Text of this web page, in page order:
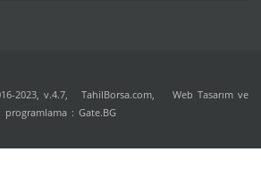
2023, v.4.7, TahilBorsa.com, Web Tasarım ve
programlama : Gate.BG